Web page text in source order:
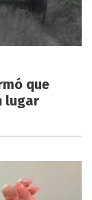
que
lugar